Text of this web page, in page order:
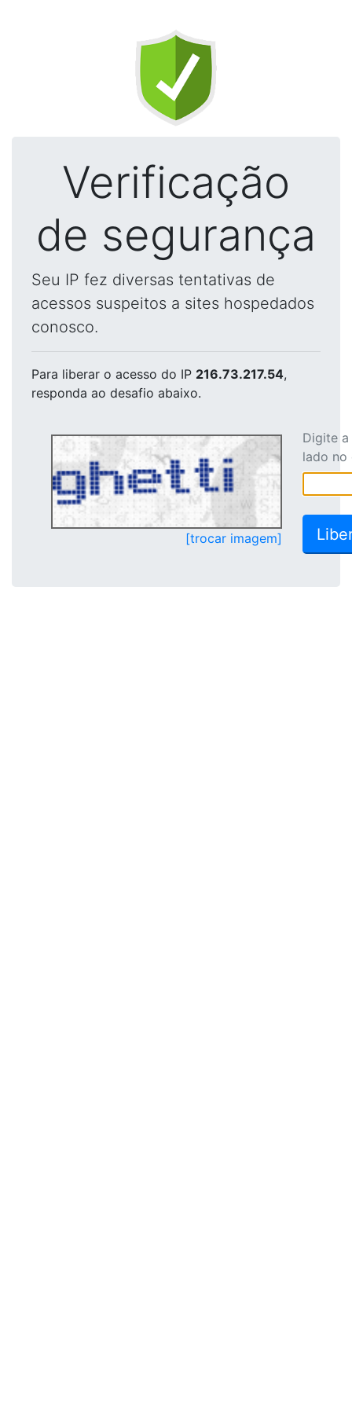
Verificação
de segurança
Seu IP fez diversas tentativas de
acessos suspeitos a sites hospedados
conosco.
Para liberar o acesso do IP 216.73.217.54,
responda ao desafio abaixo.
[trocar imagem]
Digite
lado no